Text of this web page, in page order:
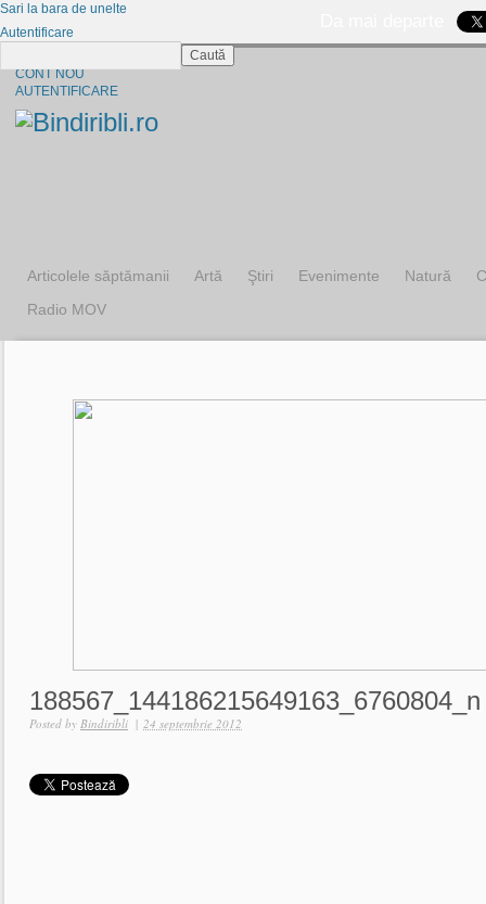
CONT NOU
AUTENTIFICARE
Articolele săptămanii Artă Ştiri Evenimente Natură
Radio MOV
188567_144186215649163_6760804_n
Posted by Bindiribli | 24 septembrie 2012
Sari la bara de unelte
Autentificare
Caută